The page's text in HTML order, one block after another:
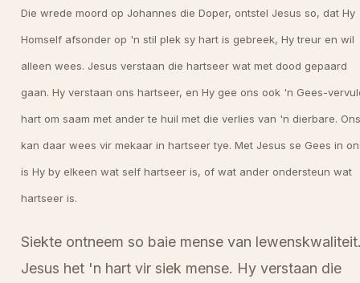
Die wrede moord op Johannes die Doper, ontstel Jesus so, dat Hy
Homself afsonder op 'n stil plek sy hart is gebreek, Hy treur en wil
alleen wees. Jesus verstaan die hartseer wat met dood gepaard
gaan. Hy verstaan ons hartseer, en Hy gee ons ook 'n Gees-
hart om saam met ander te huil met die verlies van 'n dierbare. Ons
kan daar wees vir mekaar in hartseer tye. Met Jesus se Gees in
is Hy by elkeen wat self hartseer is, of wat ander ondersteun wat
hartseer is.
Siekte ontneem so baie mense van
Jesus het 'n hart vir siek mense. Hy verstaan die